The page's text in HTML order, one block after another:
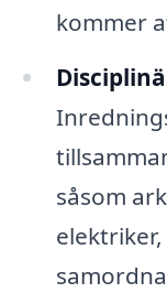
kommer
såsom